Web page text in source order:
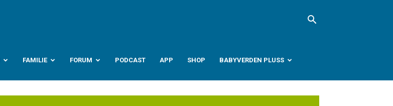
FAMILIE FORUM PODCAST APP SHOP BABYVERDEN PLUSS